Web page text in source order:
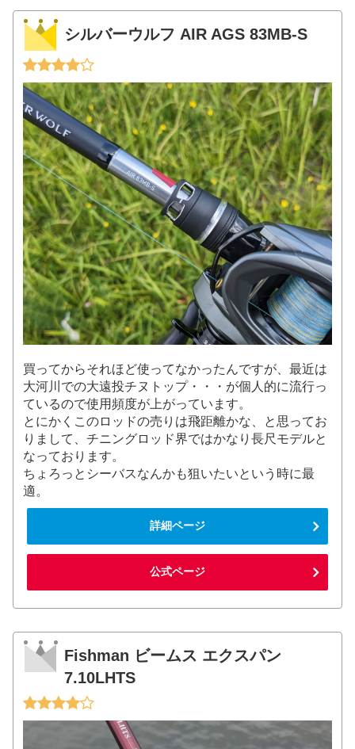
シルバーウルフ AIR AGS 83MB-S
買ってからそれほど使ってなかったんですが、最近は
大河川での大遠投チヌトップ・・・が個人的に流行っ
ているので使用頻度が上がっています。
とにかくこのロッドの売りは飛距離かな、と思ってお
りまして、チニングロッド界ではかなり長尺モデルと
なっております。
ちょろっとシーバスなんかも狙いたいという時に最
適。
詳細ページ
公式ページ
Fishman ビームス エクスパン
7.10LHTS